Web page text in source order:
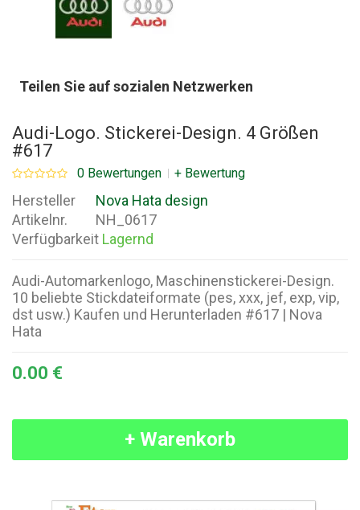
Teilen Sie auf sozialen Netzwerken
Audi-Logo. Stickerei-Design. 4 Größen
#617
0 Bewertungen + Bewertung
Hersteller
Nova Hata design
Artikelnr.
NH_0617
Verfügbarkeit Lagernd
Audi-Automarkenlogo, Maschinenstickerei-Design.
10 beliebte Stickdateiformate (pes, xxx, jef, exp, vip,
dst usw.) Kaufen und Herunterladen #617 | Nova
Hata
0.00 €
+ Warenkorb